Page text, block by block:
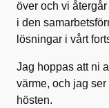
över och vi
i den
lösningar i vårt
Jag hoppas att ni
värme, och jag
hösten.